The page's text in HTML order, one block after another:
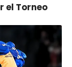
el Torneo